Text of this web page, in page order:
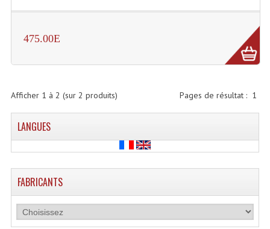
Haut Parleurs Sono
Filtres Passifs
Moteurs Pavillons Pour Enceinte
Tweeters Pour Enceintes
475.00E
Pages de résultat : 1
Afficher 1 à 2 (sur 2 produits)
LANGUES
FABRICANTS